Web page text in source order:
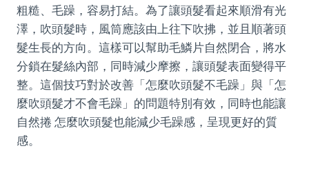
粗糙、毛躁，容易打結。為了讓頭髮看起來順滑有光
澤，吹頭髮時，風筒應該由上往下吹拂，並且順著頭
髮生長的方向。這樣可以幫助毛鱗片自然閉合，將水
分鎖在髮絲內部，同時減少摩擦，讓頭髮表面變得平
整。這個技巧對於改善「怎麼吹頭髮不毛躁」與「怎
麼吹頭髮才不會毛躁」的問題特別有效，同時也能讓
自然捲 怎麼吹頭髮也能減少毛躁感，呈現更好的質
感。